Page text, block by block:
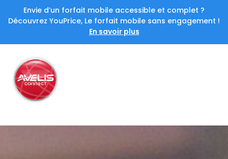
Envie d’un forfait mobile accessible et complet ?
Découvrez YouPrice, Le forfait mobile sans engagement !
En savoir plus